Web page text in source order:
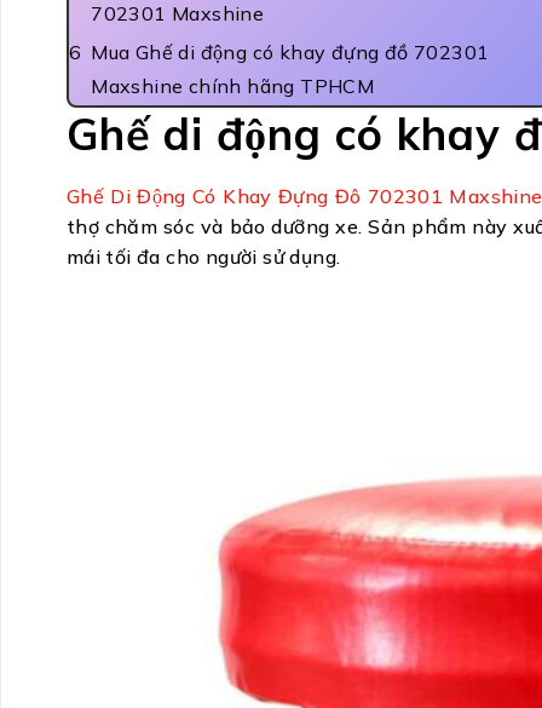
702301 Maxshine
Mua Ghế di động có khay đựng đồ 702301
Maxshine chính hãng TPHCM
Ghế di động có khay
Ghế Di Động Có Khay Đựng Đô 702301 Maxshine
thợ chăm sóc và bảo dưỡng xe. Sản phẩm này
mái tối đa cho người sử dụng.